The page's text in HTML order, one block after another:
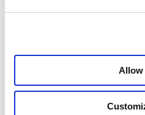
Allow
Qusra est un petit village
collines environnantes. «
assiégés par les colons qui
terres, mais aussi par des
israélienne, explique M.